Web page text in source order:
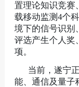
置理论知识竞赛
载移动监测4个
境下的信号识别
评选产生个人奖
项。
当前，遂宁
能、通信及量子